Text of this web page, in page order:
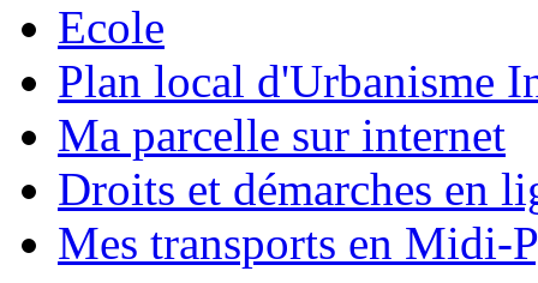
Ecole
Plan local d'Urbanisme
Ma parcelle sur internet
Droits et démarches en
Mes transports en Midi-